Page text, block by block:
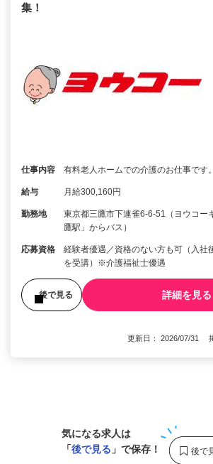
集！
仕事内容 有料老人ホームでの介護のお仕事です
給与 月給300,160円
勤務地
東京都三鷹市下連雀6-6-51（ヨウコー
鷹駅」からバス）
応募資格
経験者優遇／資格のない方も可（入社
を受講）※介護福祉士優遇
後で見る 詳細を見る
更新日： 2026/07/31
気になる求人は
「後で見る 」で保存！